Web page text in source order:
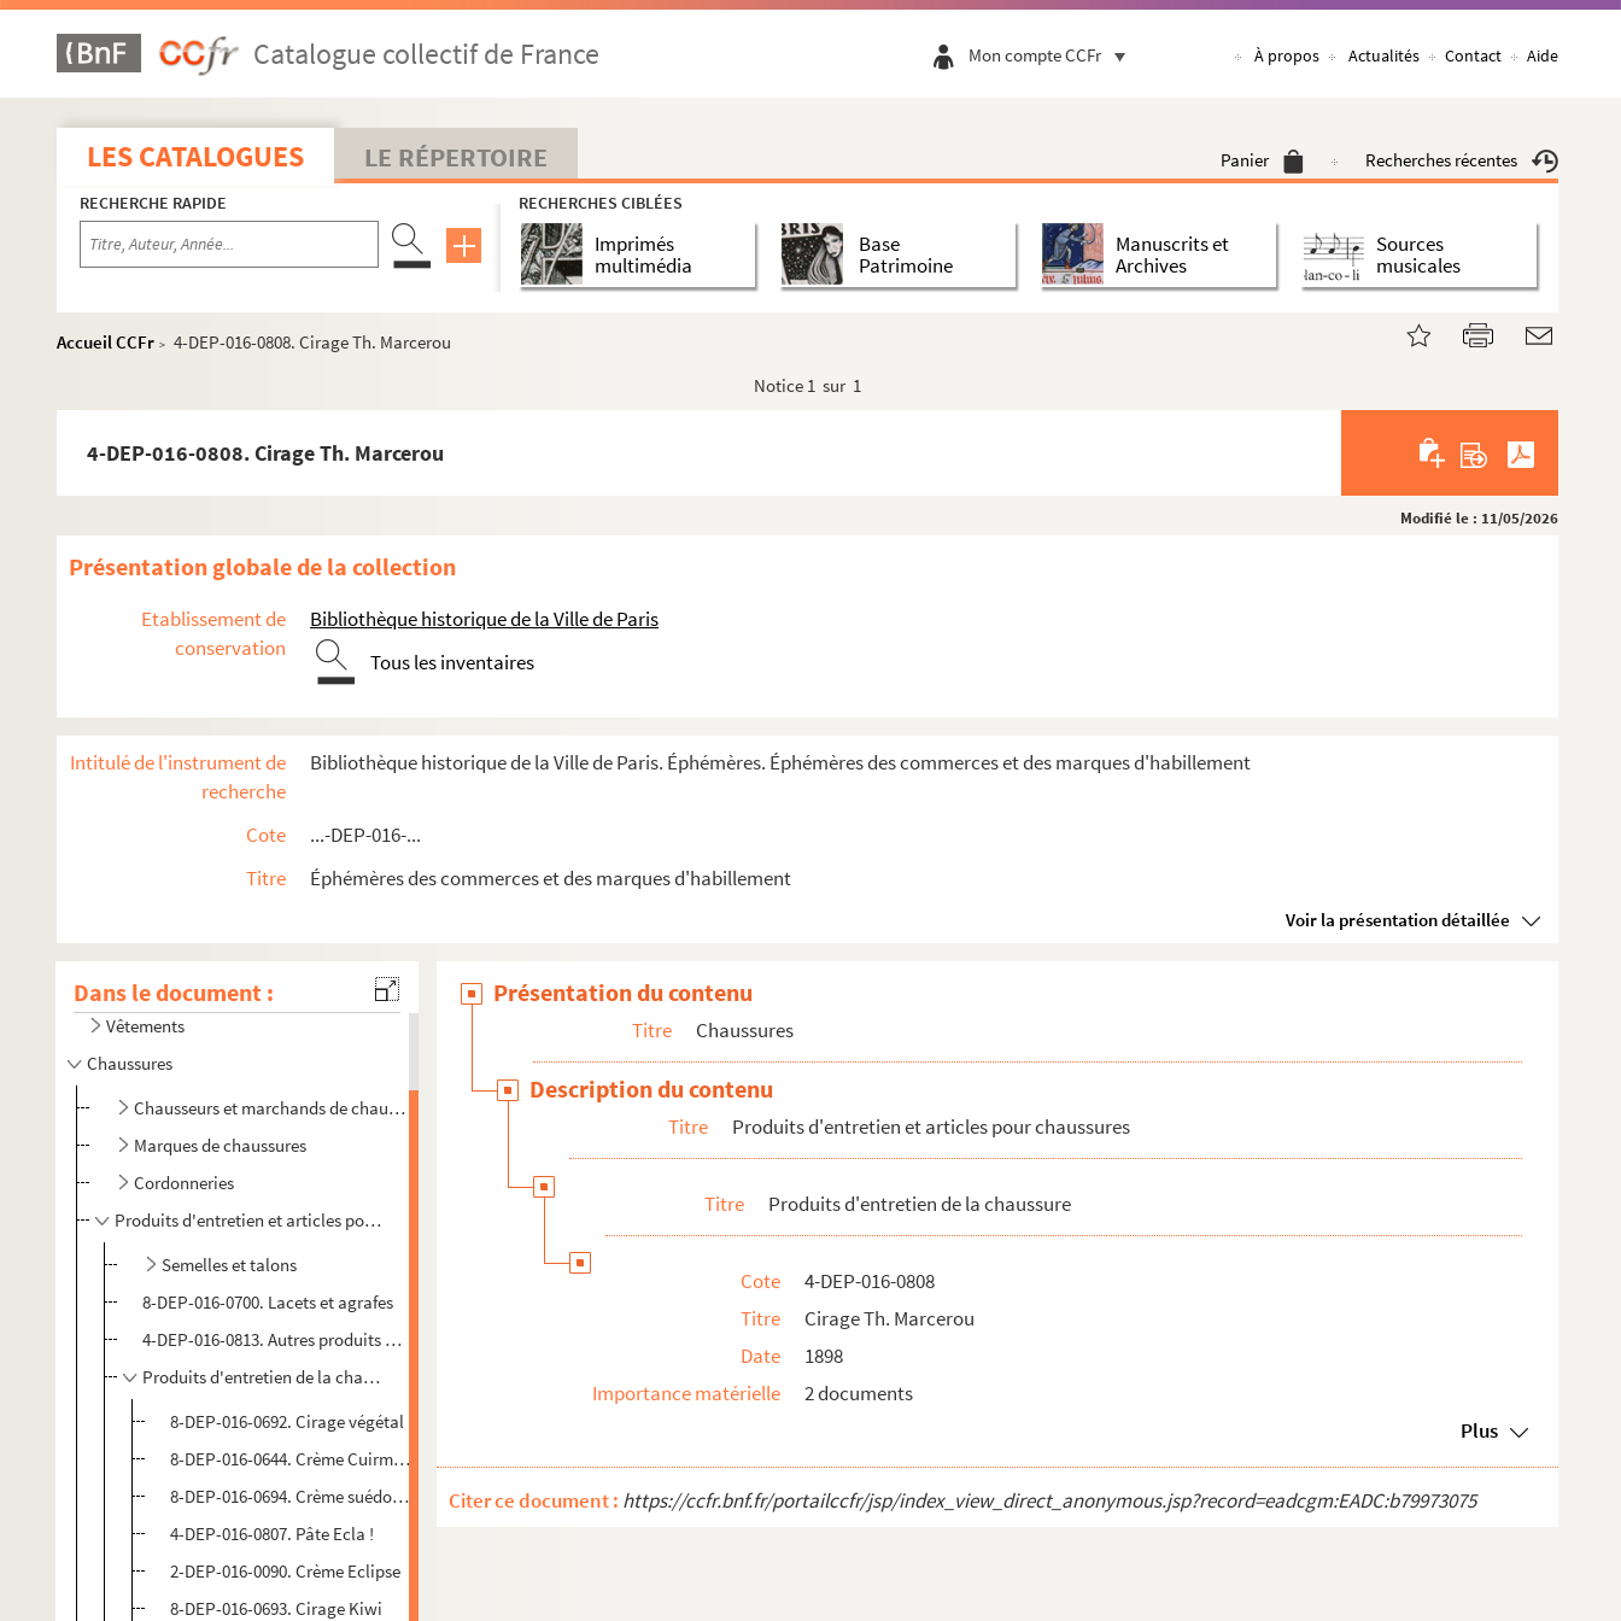
Catalogue collectif de France Mon compte CCFr À propos Actualités Contact Aide
LES CATALOGUES LE RÉPERTOIRE Panier Recherches récentes
RECHERCHE RAPIDE RECHERCHES CIBLÉES
Imprimés
multimédia
Base
Patrimoine
Manuscrits et
Archives
Sources
musicales
Accueil CCFr > 4-DEP-016-0808. Cirage Th. Marcerou
Notice 1 sur 1
4-DEP-016-0808. Cirage Th. Marcerou
Modifié le : 11/05/2026
Présentation globale de la collection
Etablissement de
conservation
Bibliothèque historique de la Ville de Paris
Tous les inventaires
Intitulé de l'instrument de
recherche
Bibliothèque historique de la Ville de Paris. Éphémères. Éphémères des commerces et des marques d'habillement
Cote
...-DEP-016-...
Titre
Éphémères des commerces et des marques d'habillement
Voir la présentation détaillée
Dans le document :
Mercerie
Linge de maison, blanc, trousseaux
Vêtements
Chaussures
Chausseurs et marchands de chaussures
Marques de chaussures
Cordonneries
Produits d'entretien et articles pour chaussures
Semelles et talons
8-DEP-016-0700. Lacets et agrafes
4-DEP-016-0813. Autres produits de cordonnerie
Produits d'entretien de la chaussure
8-DEP-016-0692. Cirage végétal
8-DEP-016-0644. Crème Cuirmolline
8-DEP-016-0694. Crème suédoise
4-DEP-016-0807. Pâte Ecla !
2-DEP-016-0090. Crème Eclipse
8-DEP-016-0693. Cirage Kiwi
Présentation du contenu
Titre Chaussures
Description du contenu
Titre Produits d'entretien et articles pour chaussures
Titre Produits d'entretien de la chaussure
Cote
4-DEP-016-0808
Titre
Cirage Th. Marcerou
Date
1898
Importance matérielle
2 documents
Plus
Citer ce document : https://ccfr.bnf.fr/portailccfr/jsp/index_view_direct_anonymous.jsp?record=eadcgm:EADC:b79973075